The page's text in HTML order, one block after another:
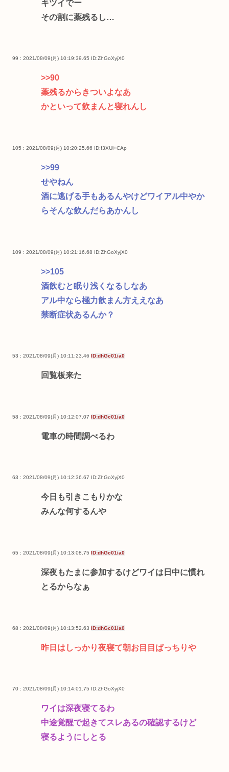
キツイでー
その割に薬残るし…
99 : 2021/08/09(月) 10:19:39.65 ID:ZhGoXyjX0
>>90
薬残るからきついよなあ
かといって飲まんと寝れんし
105 : 2021/08/09(月) 10:20:25.66 ID:f3XUi+CAp
>>99
せやねん
酒に逃げる手もあるんやけどワイアル中やか
らそんな飲んだらあかんし
109 : 2021/08/09(月) 10:21:16.68 ID:ZhGoXyjX0
>>105
酒飲むと眠り浅くなるしなあ
アル中なら極力飲まん方ええなあ
禁断症状あるんか？
53 : 2021/08/09(月) 10:11:23.46 ID:dhGc01ia0
回覧板来た
58 : 2021/08/09(月) 10:12:07.07 ID:dhGc01ia0
電車の時間調べるわ
63 : 2021/08/09(月) 10:12:36.67 ID:ZhGoXyjX0
今日も引きこもりかな
みんな何するんや
65 : 2021/08/09(月) 10:13:08.75 ID:dhGc01ia0
深夜もたまに参加するけどワイは日中に慣れ
とるからなぁ
68 : 2021/08/09(月) 10:13:52.63 ID:dhGc01ia0
昨日はしっかり夜寝て朝お目目ぱっちりや
70 : 2021/08/09(月) 10:14:01.75 ID:ZhGoXyjX0
ワイは深夜寝てるわ
中途覚醒で起きてスレあるの確認するけど
寝るようにしとる